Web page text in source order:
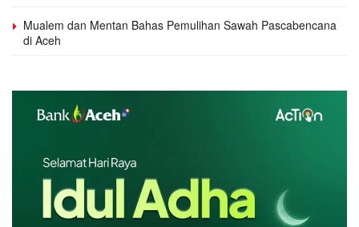
Mualem dan Mentan Bahas Pemulihan Sawah Pascabencana
di Aceh